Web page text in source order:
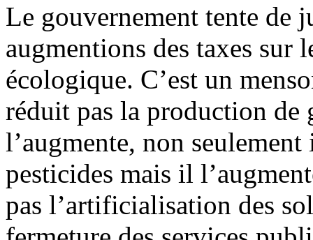
Le gouvernement tente de
augmentions des taxes sur
écologique. C’est un
réduit pas la production de
l’augmente, non
pesticides mais il
pas l’artificialisation des